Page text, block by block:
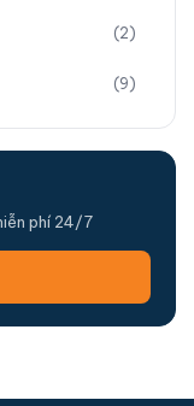
(2)
(9)
phí 24/7